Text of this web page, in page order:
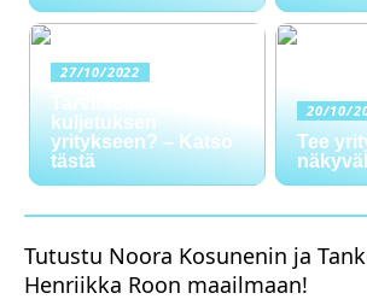
27/10/2022
Tarvitsetko
kuljetuksen
yritykseen? – Katso
tästä
20/10/
Tee
Tutustu Noora Kosunenin ja
Henriikka Roon maailmaan!